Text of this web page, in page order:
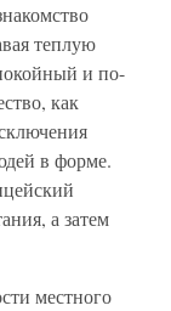
теплую
и по-
как
в форме.
а затем
местного